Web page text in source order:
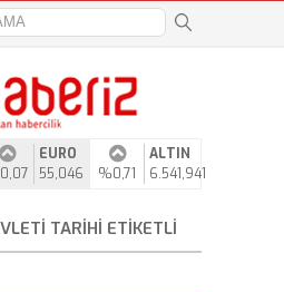
EURO
55,046
%0,71
ALTIN
6.541,941
TARIHI ETIKETLI